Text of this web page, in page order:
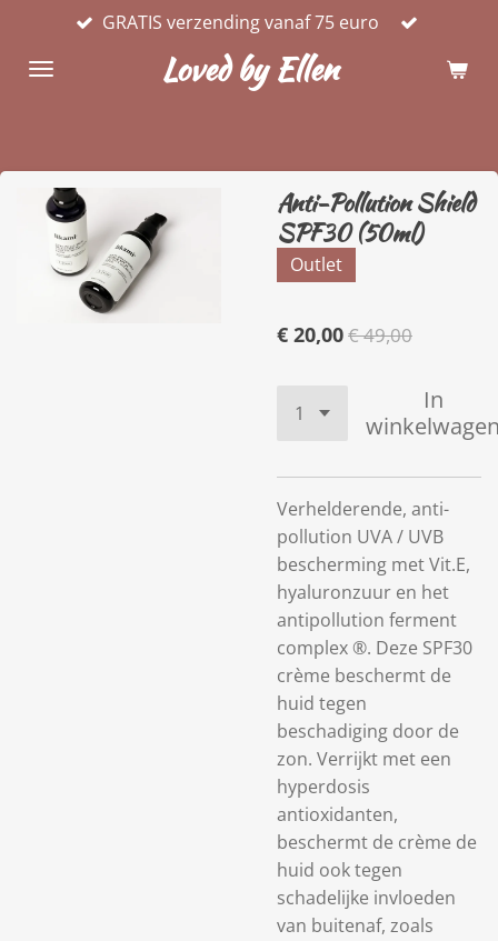
naar
Loved by Ellen
GRATIS verzending vanaf 75 euro
Anti-Pollution Shield
SPF30 (50ml)
Outlet
€ 20,00€ 49,00
In
Verhelderende, anti-
pollution UVA / UVB
bescherming met Vit.E,
hyaluronzuur en het
antipollution ferment
complex ®. Deze SPF30
crème beschermt de
huid tegen
beschadiging door de
zon. Verrijkt met een
hyperdosis
antioxidanten,
beschermt de crème de
huid ook tegen
schadelijke invloeden
van buitenaf, zoals